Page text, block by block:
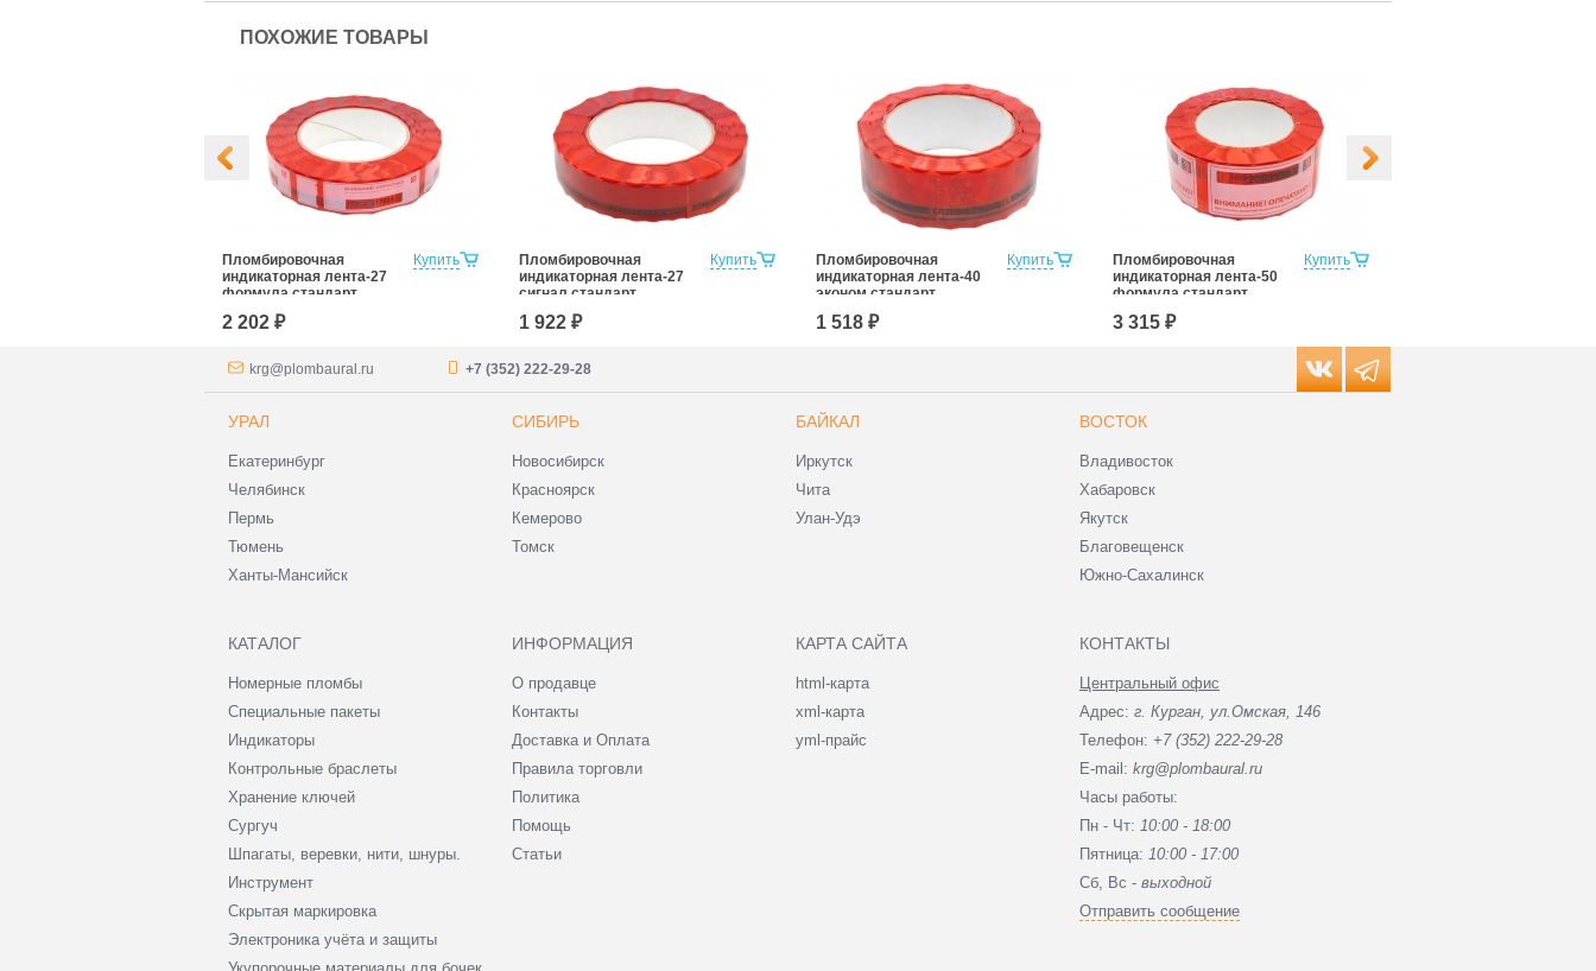
ПОХОЖИЕ ТОВАРЫ
Купить
Пломбировочная
индикаторная лента-27
формула стандарт
2 202 ₽
Купить
Пломбировочная
индикаторная лента-27
сигнал стандарт
1 922 ₽
Купить
Пломбировочная
индикаторная лента-40
эконом стандарт
1 518 ₽
Купить
Пломбировочная
индикаторная лента-50
формула стандарт
3 315 ₽
krg@plombaural.ru +7 (352) 222-29-28
УРАЛ
Екатеринбург
Челябинск
Пермь
Тюмень
Ханты-Мансийск
СИБИРЬ
Новосибирск
Красноярск
Кемерово
Томск
БАЙКАЛ
Иркутск
Чита
Улан-Удэ
ВОСТОК
Владивосток
Хабаровск
Якутск
Благовещенск
Южно-Сахалинск
КАТАЛОГ
Номерные пломбы
Специальные пакеты
Индикаторы
Контрольные браслеты
Хранение ключей
Сургуч
Шпагаты, веревки, нити, шнуры.
Инструмент
Скрытая маркировка
Электроника учёта и защиты
ИНФОРМАЦИЯ
О продавце
Контакты
Доставка и Оплата
Правила торговли
Политика
Помощь
Статьи
КАРТА САЙТА
html-карта
xml-карта
yml-прайс
КОНТАКТЫ
Центральный офис
Адрес: г. Курган, ул.Омская, 146
Телефон: +7 (352) 222-29-28
E-mail: krg@plombaural.ru
Часы работы:
Пн - Чт: 10:00 - 18:00
Пятница: 10:00 - 17:00
Сб, Вc - выходной
Отправить сообщение